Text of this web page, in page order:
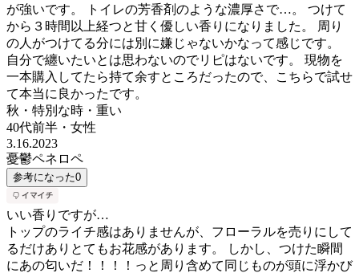
が強いです。 トイレの芳香剤のような濃厚さで…。 つけて
から３時間以上経つと甘く優しい香りになりました。 周り
の人がつけてる分には別に嫌じゃないかなって感じです。
自分で纏いたいとは思わないのでリピはないです。 現物を
一本購入してたら持て余すところだったので、こちらで試せ
て本当に良かったです。
秋・特別な時・重い
40代前半 ・ 女性
3.16.2023
憂鬱ペネロペ
参考になった0
いい香りですが…
トップのライチ感はありませんが、フローラルを売りにして
るだけありとてもお花感があります。 しかし、つけた瞬間
にあの匂いだ！！！！っと周り含めて同じものが頭に浮かび